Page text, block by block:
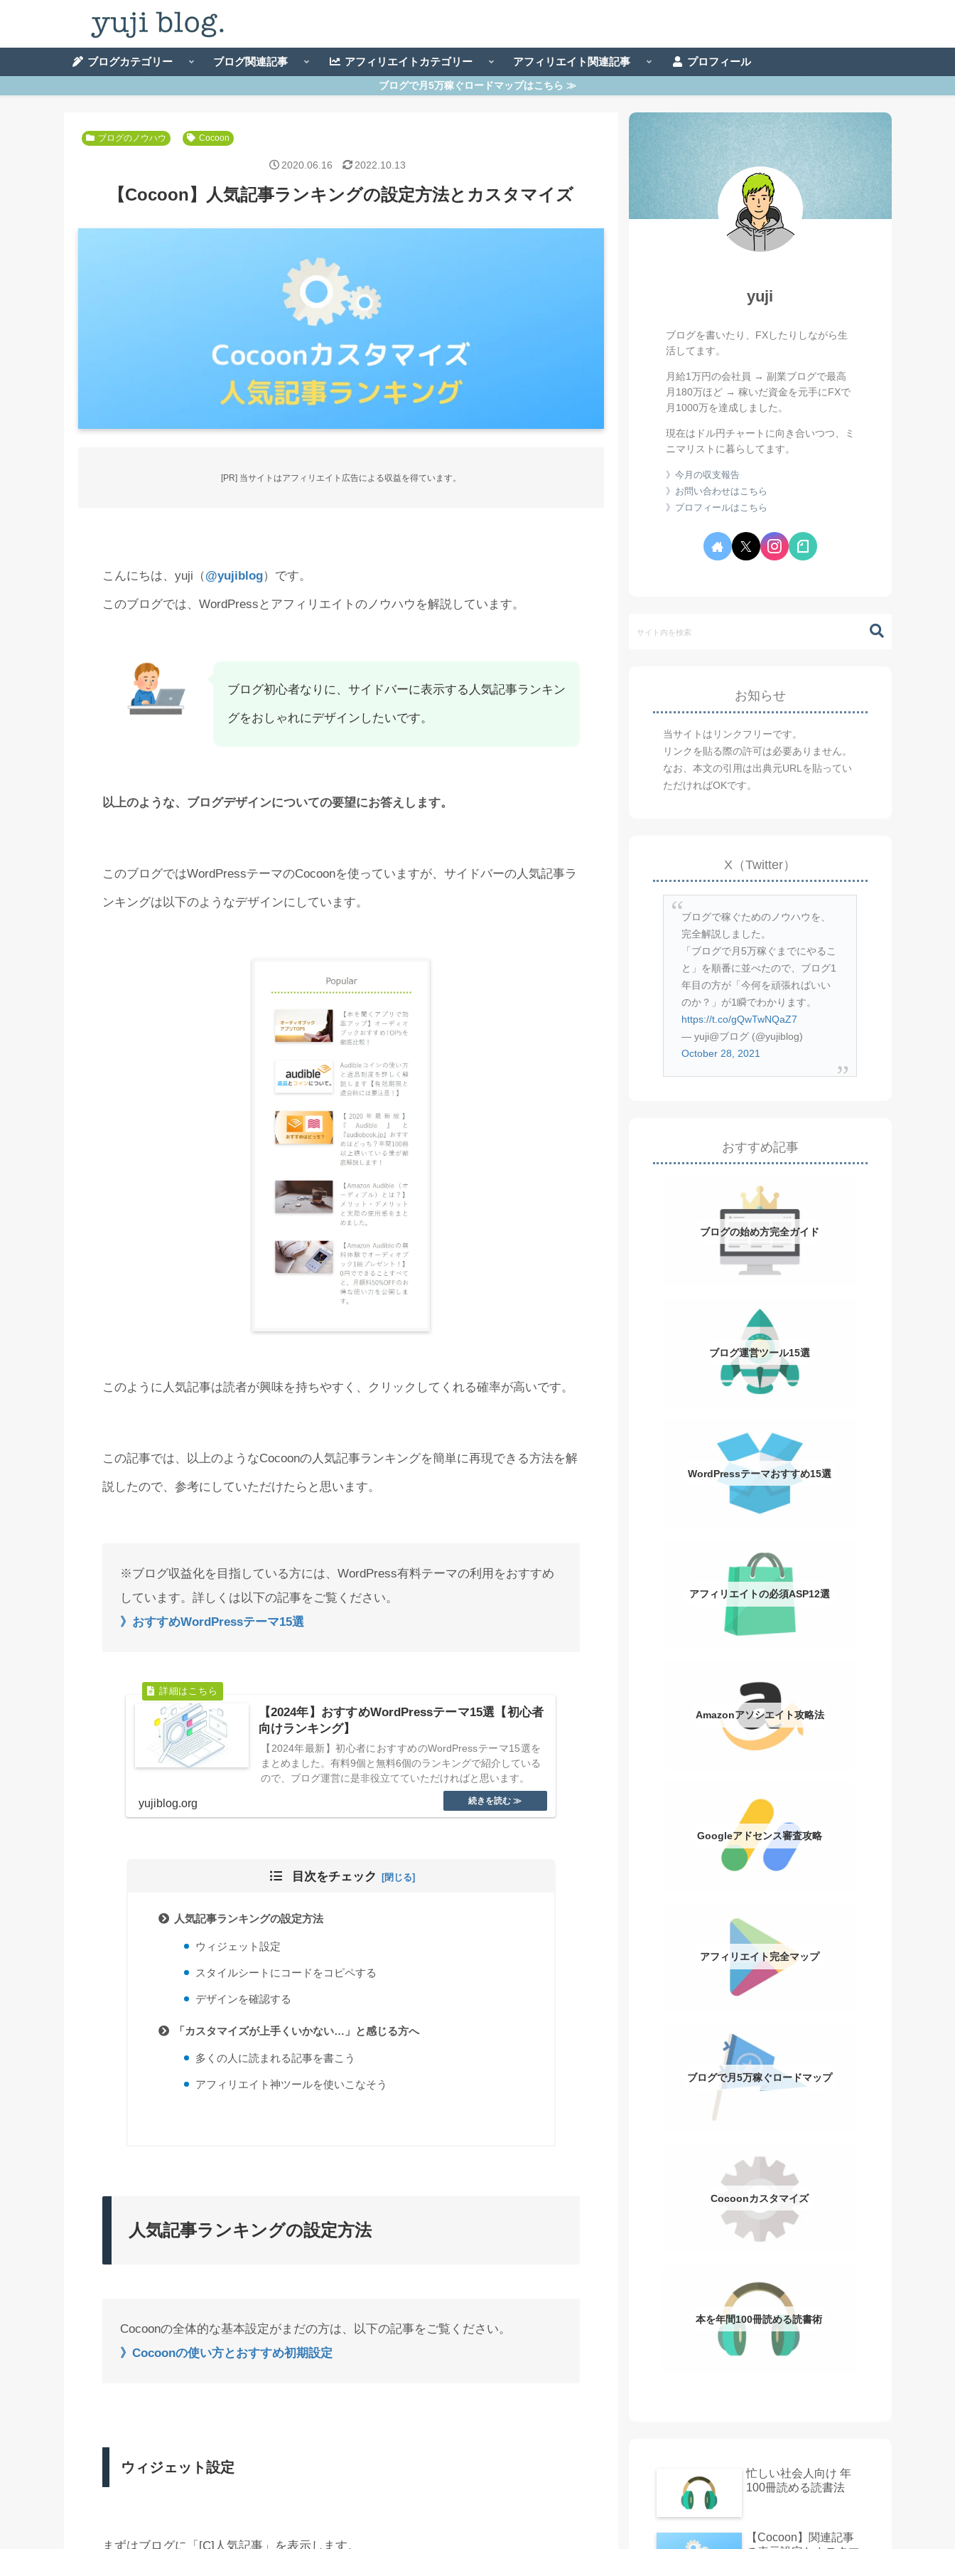
ブログカテゴリー ブログ関連記事 アフィリエイトカテゴリー アフィリエイト関連記事 プロフィール
ブログで月5万稼ぐロードマップはこちら ≫
ブログのノウハウ Cocoon
【Cocoon】人気記事ランキングの設定方法とカスタマイズ
2020.06.16 2022.10.13
[PR] 当サイトはアフィリエイト広告による収益を得ています。
こんにちは、yuji（@yujiblog）です。
このブログでは、WordPressとアフィリエイトのノウハウを解説しています。
ブログ初心者なりに、サイドバーに表示する人気記事ランキン
グをおしゃれにデザインしたいです。
以上のような、ブログデザインについての要望にお答えします。
このブログではWordPressテーマのCocoonを使っていますが、サイドバーの人気記事ラ
ンキングは以下のようなデザインにしています。
このように人気記事は読者が興味を持ちやすく、クリックしてくれる確率が高いです。
この記事では、以上のようなCocoonの人気記事ランキングを簡単に再現できる方法を解
説したので、参考にしていただけたらと思います。
※ブログ収益化を目指している方には、WordPress有料テーマの利用をおすすめ
しています。詳しくは以下の記事をご覧ください。
》おすすめWordPressテーマ15選
【2024年】おすすめWordPressテーマ15選【初心者
向けランキング】
【2024年最新】初心者におすすめのWordPressテーマ15選を
まとめました。有料9個と無料6個のランキングで紹介している
ので、ブログ運営に是非役立てていただければと思います。
yujiblog.org
目次をチェック
人気記事ランキングの設定方法
ウィジェット設定
スタイルシートにコードをコピペする
デザインを確認する
「カスタマイズが上手くいかない…」と感じる方へ
多くの人に読まれる記事を書こう
アフィリエイト神ツールを使いこなそう
人気記事ランキングの設定方法
Cocoonの全体的な基本設定がまだの方は、以下の記事をご覧ください。
》Cocoonの使い方とおすすめ初期設定
ウィジェット設定
まずはブログに「[C]人気記事」を表示します。
yuji
ブログを書いたり、FXしたりしながら生
活してます。
月給1万円の会社員 → 副業ブログで最高
月180万ほど → 稼いだ資金を元手にFXで
月1000万を達成しました。
現在はドル円チャートに向き合いつつ、ミ
ニマリストに暮らしてます。
》今月の収支報告
》お問い合わせはこちら
》プロフィールはこちら
お知らせ
当サイトはリンクフリーです。
リンクを貼る際の許可は必要ありません。
なお、本文の引用は出典元URLを貼ってい
ただければOKです。
X（Twitter）
ブログで稼ぐためのノウハウを、
完全解説しました。
「ブログで月5万稼ぐまでにやるこ
と」を順番に並べたので、ブログ1
年目の方が「今何を頑張ればいい
のか？」が1瞬でわかります。
https://t.co/gQwTwNQaZ7
— yuji@ブログ (@yujiblog)
October 28, 2021
おすすめ記事
ブログの始め方完全ガイド
ブログ運営ツール15選
WordPressテーマおすすめ15選
アフィリエイトの必須ASP12選
Amazonアソシエイト攻略法
Googleアドセンス審査攻略
アフィリエイト完全マップ
ブログで月5万稼ぐロードマップ
Cocoonカスタマイズ
本を年間100冊読める読書術
忙しい社会人向け 年
100冊読める読書法
【Cocoon】関連記事